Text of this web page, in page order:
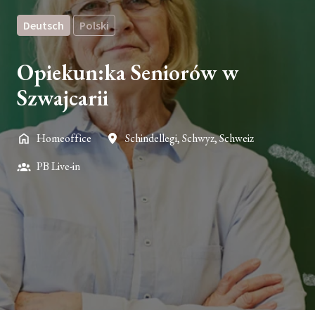
Deutsch Polski
Opiekun:ka Seniorów w
Szwajcarii
Homeoffice Schindellegi,Schwyz,Schweiz
PB Live-in